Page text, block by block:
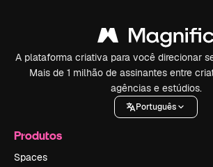
A plataforma criativa para você direcionar
Mais de 1 milhão de assinantes entre
agências e estúdios.
Português
Produtos
Spaces